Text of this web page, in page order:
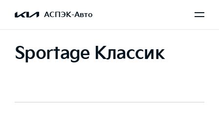
АСПЭК-Авто
Sportage Классик